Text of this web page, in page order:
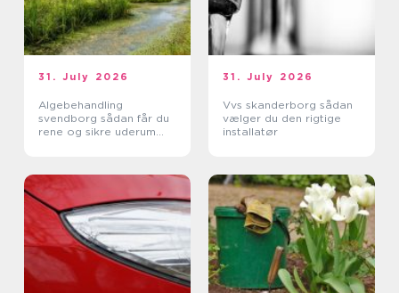
31. July 2026
Algebehandling
svendborg sådan får du
rene og sikre uderum
31. July 2026
Vvs skanderborg sådan
vælger du den rigtige
installatør